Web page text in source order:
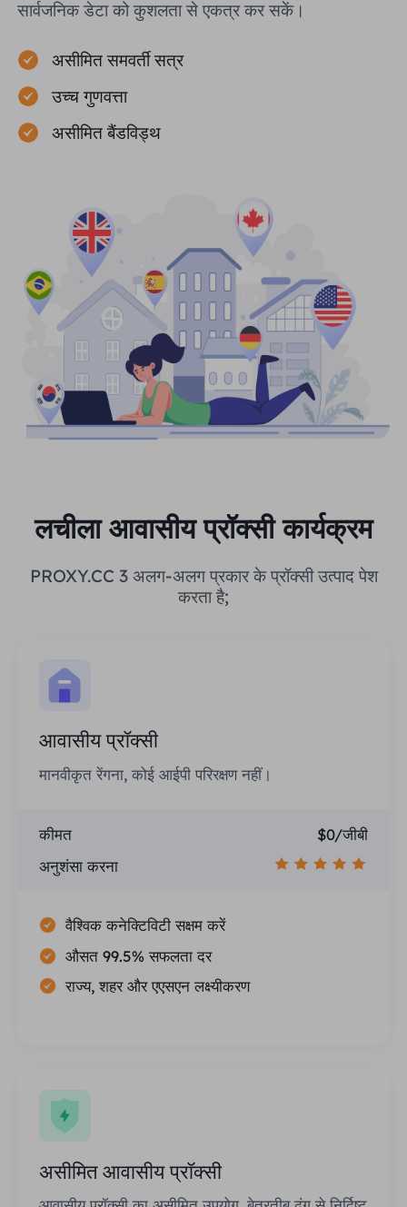
सार्वजनिक डेटा को कुशलता से एकत्र कर सकें।
असीमित समवर्ती सत्र
उच्च गुणवत्ता
असीमित बैंडविड्थ
लचीला आवासीय प्रॉक्सी कार्यक्रम
PROXY.CC 3 अलग-अलग प्रकार के प्रॉक्सी उत्पाद पेश
करता है;
आवासीय प्रॉक्सी
मानवीकृत रेंगना, कोई आईपी परिरक्षण नहीं।
कीमत
$0/जीबी
अनुशंसा करना
वैश्विक कनेक्टिविटी सक्षम करें
औसत 99.5% सफलता दर
राज्य, शहर और एएसएन लक्ष्यीकरण
असीमित आवासीय प्रॉक्सी